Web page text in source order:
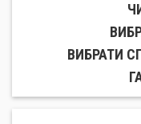
ВИБРАТИ